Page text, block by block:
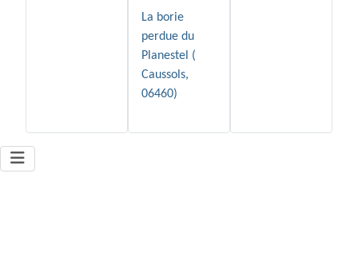
La borie
perdue du
Planestel (
Caussols,
06460)